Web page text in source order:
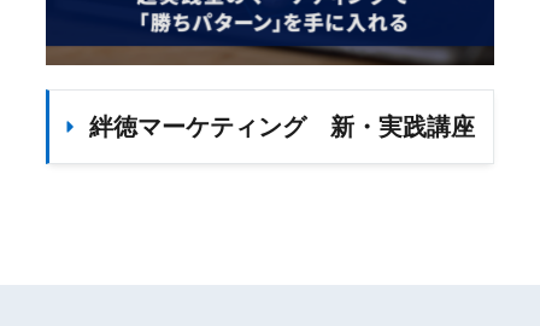
絆徳マーケティング　新・実践講座